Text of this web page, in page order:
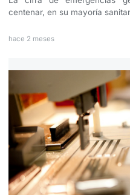
centenar, en su mayoría
hace 2 meses